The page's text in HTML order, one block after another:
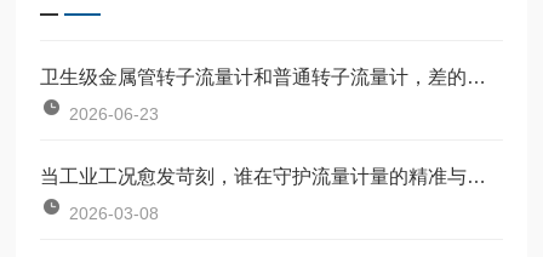
卫生级金属管转子流量计和普通转子流量计，差的不只是材质
2026-06-23
当工业工况愈发苛刻，谁在守护流量计量的精准与稳定？
2026-03-08